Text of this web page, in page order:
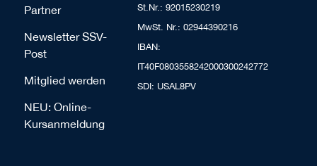
Partner
Newsletter SSV-
Post
Mitglied werden
NEU: Online-
Kursanmeldung
St.Nr.: 92015230219
MwSt. Nr.: 02944390216
IBAN:
IT40F0803558242000300242772
SDI: USAL8PV